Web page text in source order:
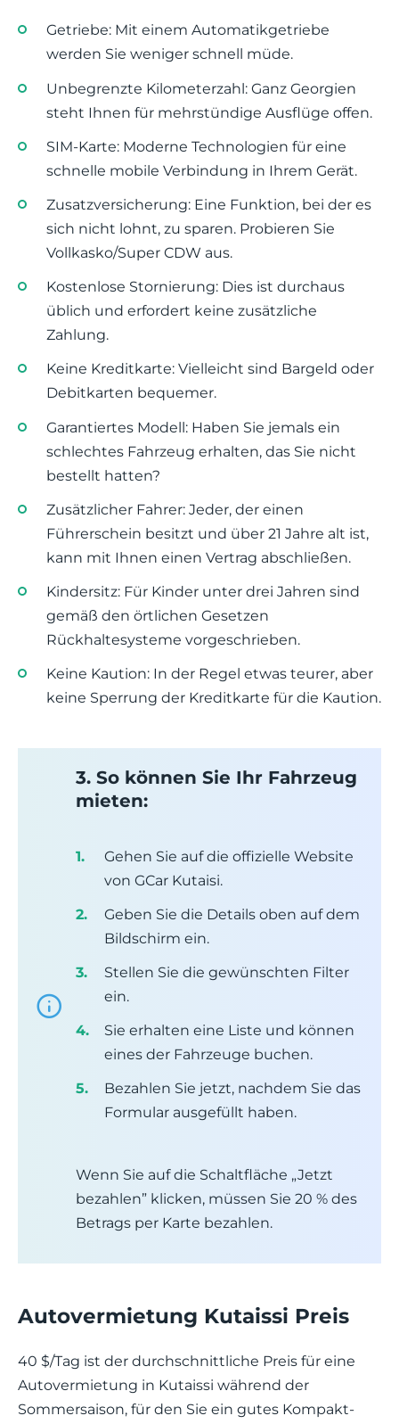
Getriebe: Mit einem Automatikgetriebe
werden Sie weniger schnell müde.
Unbegrenzte Kilometerzahl: Ganz Georgien
steht Ihnen für mehrstündige Ausflüge offen.
SIM-Karte: Moderne Technologien für eine
schnelle mobile Verbindung in Ihrem Gerät.
Zusatzversicherung: Eine Funktion, bei der es
sich nicht lohnt, zu sparen. Probieren Sie
Vollkasko/Super CDW aus.
Kostenlose Stornierung: Dies ist durchaus
üblich und erfordert keine zusätzliche
Zahlung.
Keine Kreditkarte: Vielleicht sind Bargeld oder
Debitkarten bequemer.
Garantiertes Modell: Haben Sie jemals ein
schlechtes Fahrzeug erhalten, das Sie nicht
bestellt hatten?
Zusätzlicher Fahrer: Jeder, der einen
Führerschein besitzt und über 21 Jahre alt ist,
kann mit Ihnen einen Vertrag abschließen.
Kindersitz: Für Kinder unter drei Jahren sind
gemäß den örtlichen Gesetzen
Rückhaltesysteme vorgeschrieben.
Keine Kaution: In der Regel etwas teurer, aber
keine Sperrung der Kreditkarte für die Kaution.
3. So können Sie Ihr Fahrzeug
mieten:
Gehen Sie auf die offizielle Website
von GCar Kutaisi.
Geben Sie die Details oben auf dem
Bildschirm ein.
Stellen Sie die gewünschten Filter
ein.
Sie erhalten eine Liste und können
eines der Fahrzeuge buchen.
Bezahlen Sie jetzt, nachdem Sie das
Formular ausgefüllt haben.
Wenn Sie auf die Schaltfläche „Jetzt
bezahlen” klicken, müssen Sie 20 % des
Betrags per Karte bezahlen.
Autovermietung Kutaissi Preis
40 $/Tag ist der durchschnittliche Preis für eine
Autovermietung in Kutaissi während der
Sommersaison, für den Sie ein gutes Kompakt-